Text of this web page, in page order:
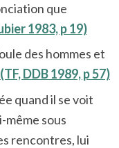
que
1983, p 19)
des hommes et
(TF, DDB 1989, p 57)
quand il se voit
même sous
rencontres, lui